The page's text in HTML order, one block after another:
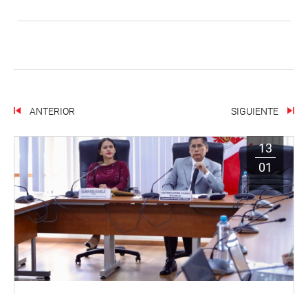
ANTERIOR SIGUIENTE
13
01